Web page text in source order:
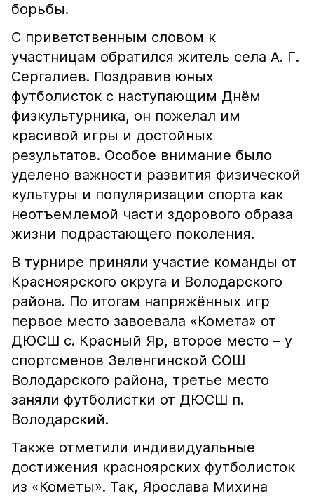
борьбы.
С приветственным словом к
участницам обратился житель села А. Г.
Сергалиев. Поздравив юных
футболисток с наступающим Днём
физкультурника, он пожелал им
красивой игры и достойных
результатов. Особое внимание было
уделено важности развития физической
культуры и популяризации спорта как
неотъемлемой части здорового образа
жизни подрастающего поколения.
В турнире приняли участие команды от
Красноярского округа и Володарского
района. По итогам напряжённых игр
первое место завоевала «Комета» от
ДЮСШ с. Красный Яр, второе место – у
спортсменов Зеленгинской СОШ
Володарского района, третье место
заняли футболистки от ДЮСШ п.
Володарский.
Также отметили индивидуальные
достижения красноярских футболисток
из «Кометы». Так, Ярослава Михина